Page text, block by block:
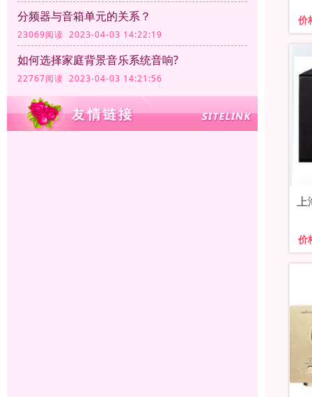
分频器与音箱单元的关系？
23069阅读 2023-04-03 14:22:19
如何选择家庭背景音乐系统音响?
22767阅读 2023-04-03 14:21:56
价
上
价